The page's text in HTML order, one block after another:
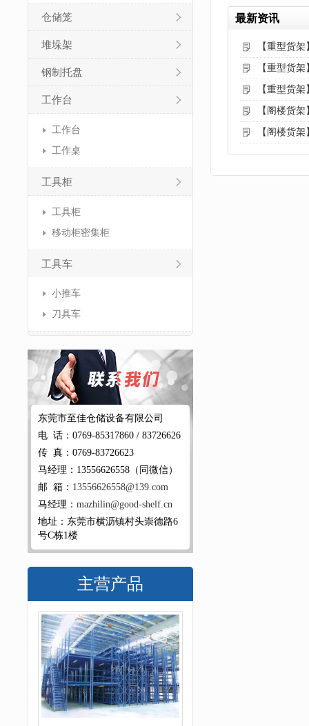
仓储笼
堆垛架
钢制托盘
工作台
工作台
工作桌
工具柜
工具柜
移动柜密集柜
工具车
小推车
刀具车
东莞市至佳仓储设备有限公司
电 话：0769-85317860 / 83726626
传 真：0769-83726623
马经理：13556626558（同微信）
邮 箱： 13556626558@139.com
马经理： mazhilin@good-shelf.cn
地址：东莞市横沥镇村头崇德路6
号C栋1楼
主营产品
最新资讯
【重型货
【重型货
【重型货
【阁楼货
【阁楼货